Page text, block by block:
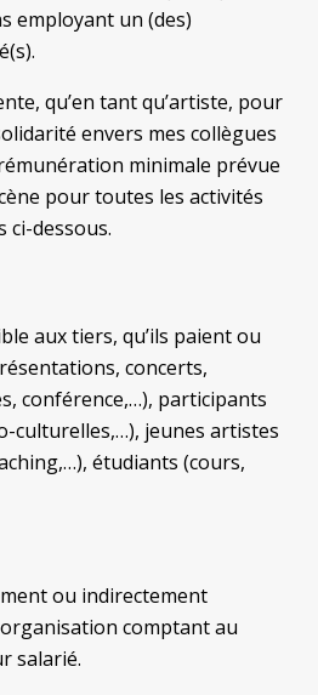
employant un (des)
qu’en tant qu’artiste, pour
envers mes collègues
minimale prévue
pour toutes les activités
ci-dessous.
aux tiers, qu’ils paient ou
concerts,
conférence,…), participants
culturelles,…), jeunes artistes
étudiants (cours,
ou indirectement
comptant au
salarié.